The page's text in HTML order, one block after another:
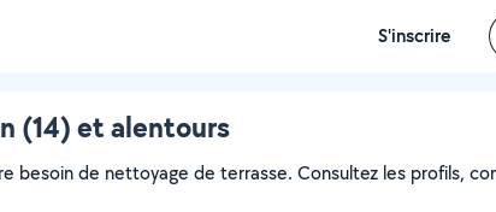
S'inscrire
(14) et alentours
besoin de nettoyage de terrasse. Consultez les profils,